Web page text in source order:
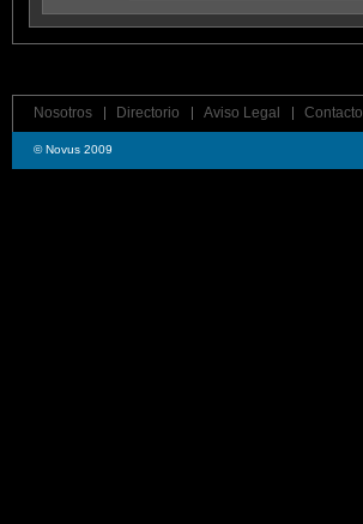
Nosotros Directorio Aviso Legal Contacto
© Novus 2009